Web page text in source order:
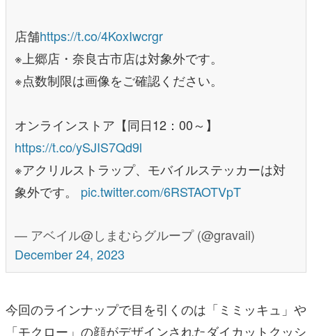
店舗https://t.co/4KoxIwcrgr
※上郷店・奈良古市店は対象外です。
※点数制限は画像をご確認ください。
オンラインストア【同日12：00～】
https://t.co/ySJIS7Qd9l
※アクリルストラップ、モバイルステッカーは対
象外です。 pic.twitter.com/6RSTAOTVpT
— アベイル@しまむらグループ (@gravail)
December 24, 2023
今回のラインナップで目を引くのは「ミミッキュ」や
「モクロー」の顔がデザインされたダイカットクッシ